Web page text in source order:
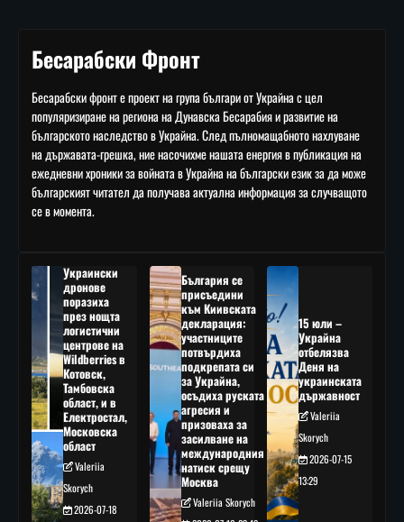
Бесарабски Фронт
Бесарабски фронт е проект на група българи от Украйна с цел
популяризиране на региона на Дунавска Бесарабия и развитие на
българското наследство в Украйна. След пълномащабното нахлуване
на държавата-грешка, ние насочихме нашата енергия в публикация на
ежедневни хроники за войната в Украйна на български език за да може
българският читател да получава актуална информация за случващото
се в момента.
Украински
дронове
поразиха
през нощта
логистични
центрове на
Wildberries в
Котовск,
Тамбовска
област, и в
Електростал,
Московска
област
Valeriia
Skorych
2026-07-18
България се
присъедини
към Киивската
декларация:
участниците
потвърдиха
подкрепата си
за Украйна,
осъдиха руската
агресия и
призоваха за
засилване на
международния
натиск срещу
Москва
Valeriia Skorych
15 юли –
Украйна
отбелязва
Деня на
украинската
държавност
Valeriia
Skorych
2026-07-15
13:29